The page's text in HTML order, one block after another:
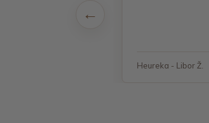
Heureka - Libor Ž.